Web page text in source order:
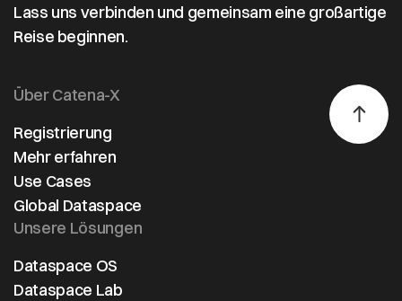
Lass uns verbinden und gemeinsam eine großartige
Reise beginnen.
Über Catena-X
Registrierung
Mehr erfahren
Use Cases
Global Dataspace
Unsere Lösungen
Dataspace OS
Dataspace Lab